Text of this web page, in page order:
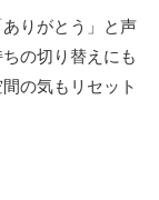
りがとう」と声
の切り替えにも
の気もリセット